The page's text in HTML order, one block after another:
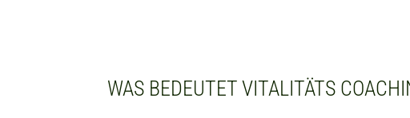
WAS BEDEUTET VITALITÄTS